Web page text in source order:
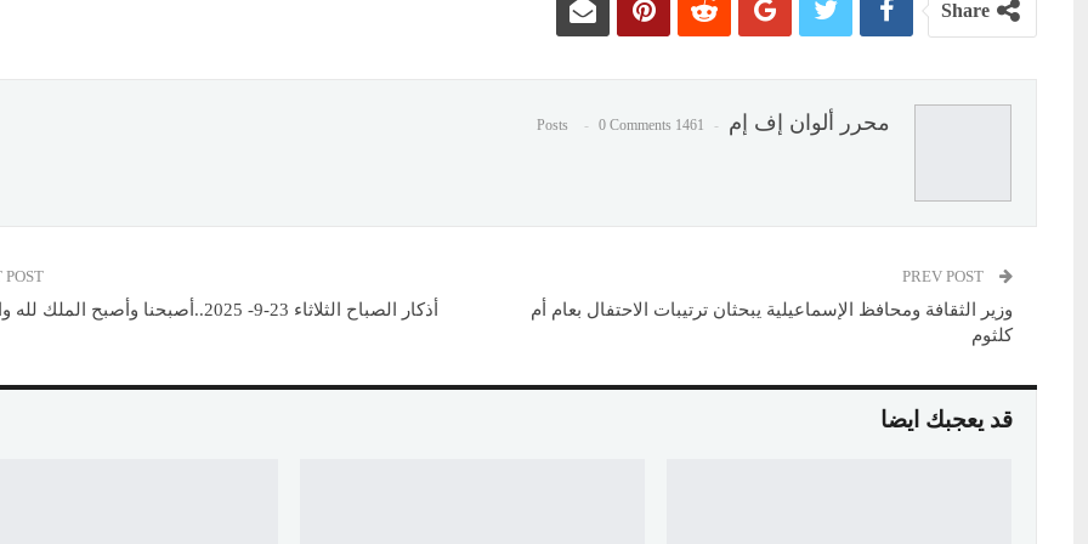
Share
محرر ألوان إف إم 1461 Posts
0 Comments
وزير الثقافة ومحافظ الإسماعيلية يبحثان ترتيبات الاحتفال بعام أم
كلثوم
POST
أذكار الصباح الثلاثاء 23-9- 2025..أصبحنا وأصبح الملك لله والحمد لله
قد يعجبك ايضا